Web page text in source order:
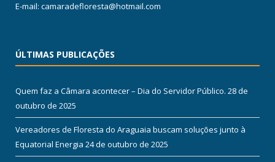
E-mail: camaradefloresta@hotmail.com
ÚLTIMAS PUBLICAÇÕES
Quem faz a Câmara acontecer – Dia do Servidor Público. 28 de
outubro de 2025
Vereadores de Floresta do Araguaia buscam soluções junto à
Equatorial Energia 24 de outubro de 2025